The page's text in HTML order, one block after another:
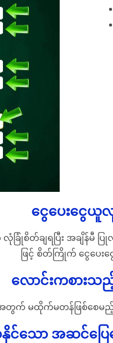
ငွေပေးငွေယူလု
လုံခြုံစိတ်ချရပြီး အချိန်မီ
ဖြင့် စိတ်ကြိုက် ငွေပေး
လောင်းကစားသည့်
တွက် မထိုက်မတန်ဖြစ်စေမ
နိုင်သော အဆင်ပြ